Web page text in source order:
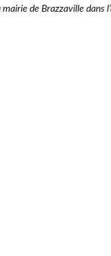
de Brazzaville dans